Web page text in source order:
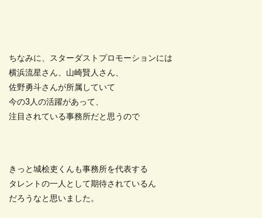
ちなみに、スターダストプロモーションには
横浜流星さん、山崎賢人さん、
佐野勇斗さんが所属していて
今の3人の活躍があって、
注目されている事務所だと思うので
きっと城桧吏くんも事務所を代表する
タレントの一人として期待されているん
だろうなと思いました。